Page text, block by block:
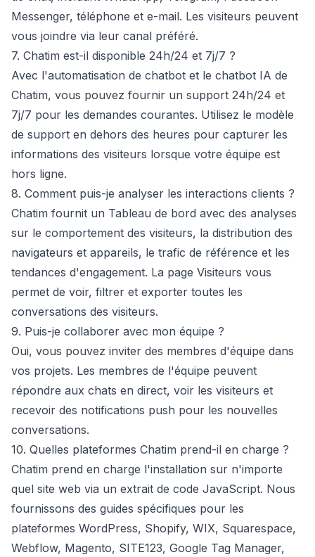
Messenger, téléphone et e-mail. Les visiteurs peuvent
vous joindre via leur canal préféré.
7. Chatim est-il disponible 24h/24 et 7j/7 ?
Avec l'automatisation de chatbot et le chatbot IA de
Chatim, vous pouvez fournir un support 24h/24 et
7j/7 pour les demandes courantes. Utilisez le modèle
de support en dehors des heures pour capturer les
informations des visiteurs lorsque votre équipe est
hors ligne.
8. Comment puis-je analyser les interactions clients ?
Chatim fournit un Tableau de bord avec des analyses
sur le comportement des visiteurs, la distribution des
navigateurs et appareils, le trafic de référence et les
tendances d'engagement. La page Visiteurs vous
permet de voir, filtrer et exporter toutes les
conversations des visiteurs.
9. Puis-je collaborer avec mon équipe ?
Oui, vous pouvez inviter des membres d'équipe dans
vos projets. Les membres de l'équipe peuvent
répondre aux chats en direct, voir les visiteurs et
recevoir des notifications push pour les nouvelles
conversations.
10. Quelles plateformes Chatim prend-il en charge ?
Chatim prend en charge l'installation sur n'importe
quel site web via un extrait de code JavaScript. Nous
fournissons des guides spécifiques pour les
plateformes WordPress, Shopify, WIX, Squarespace,
Webflow, Magento, SITE123, Google Tag Manager,